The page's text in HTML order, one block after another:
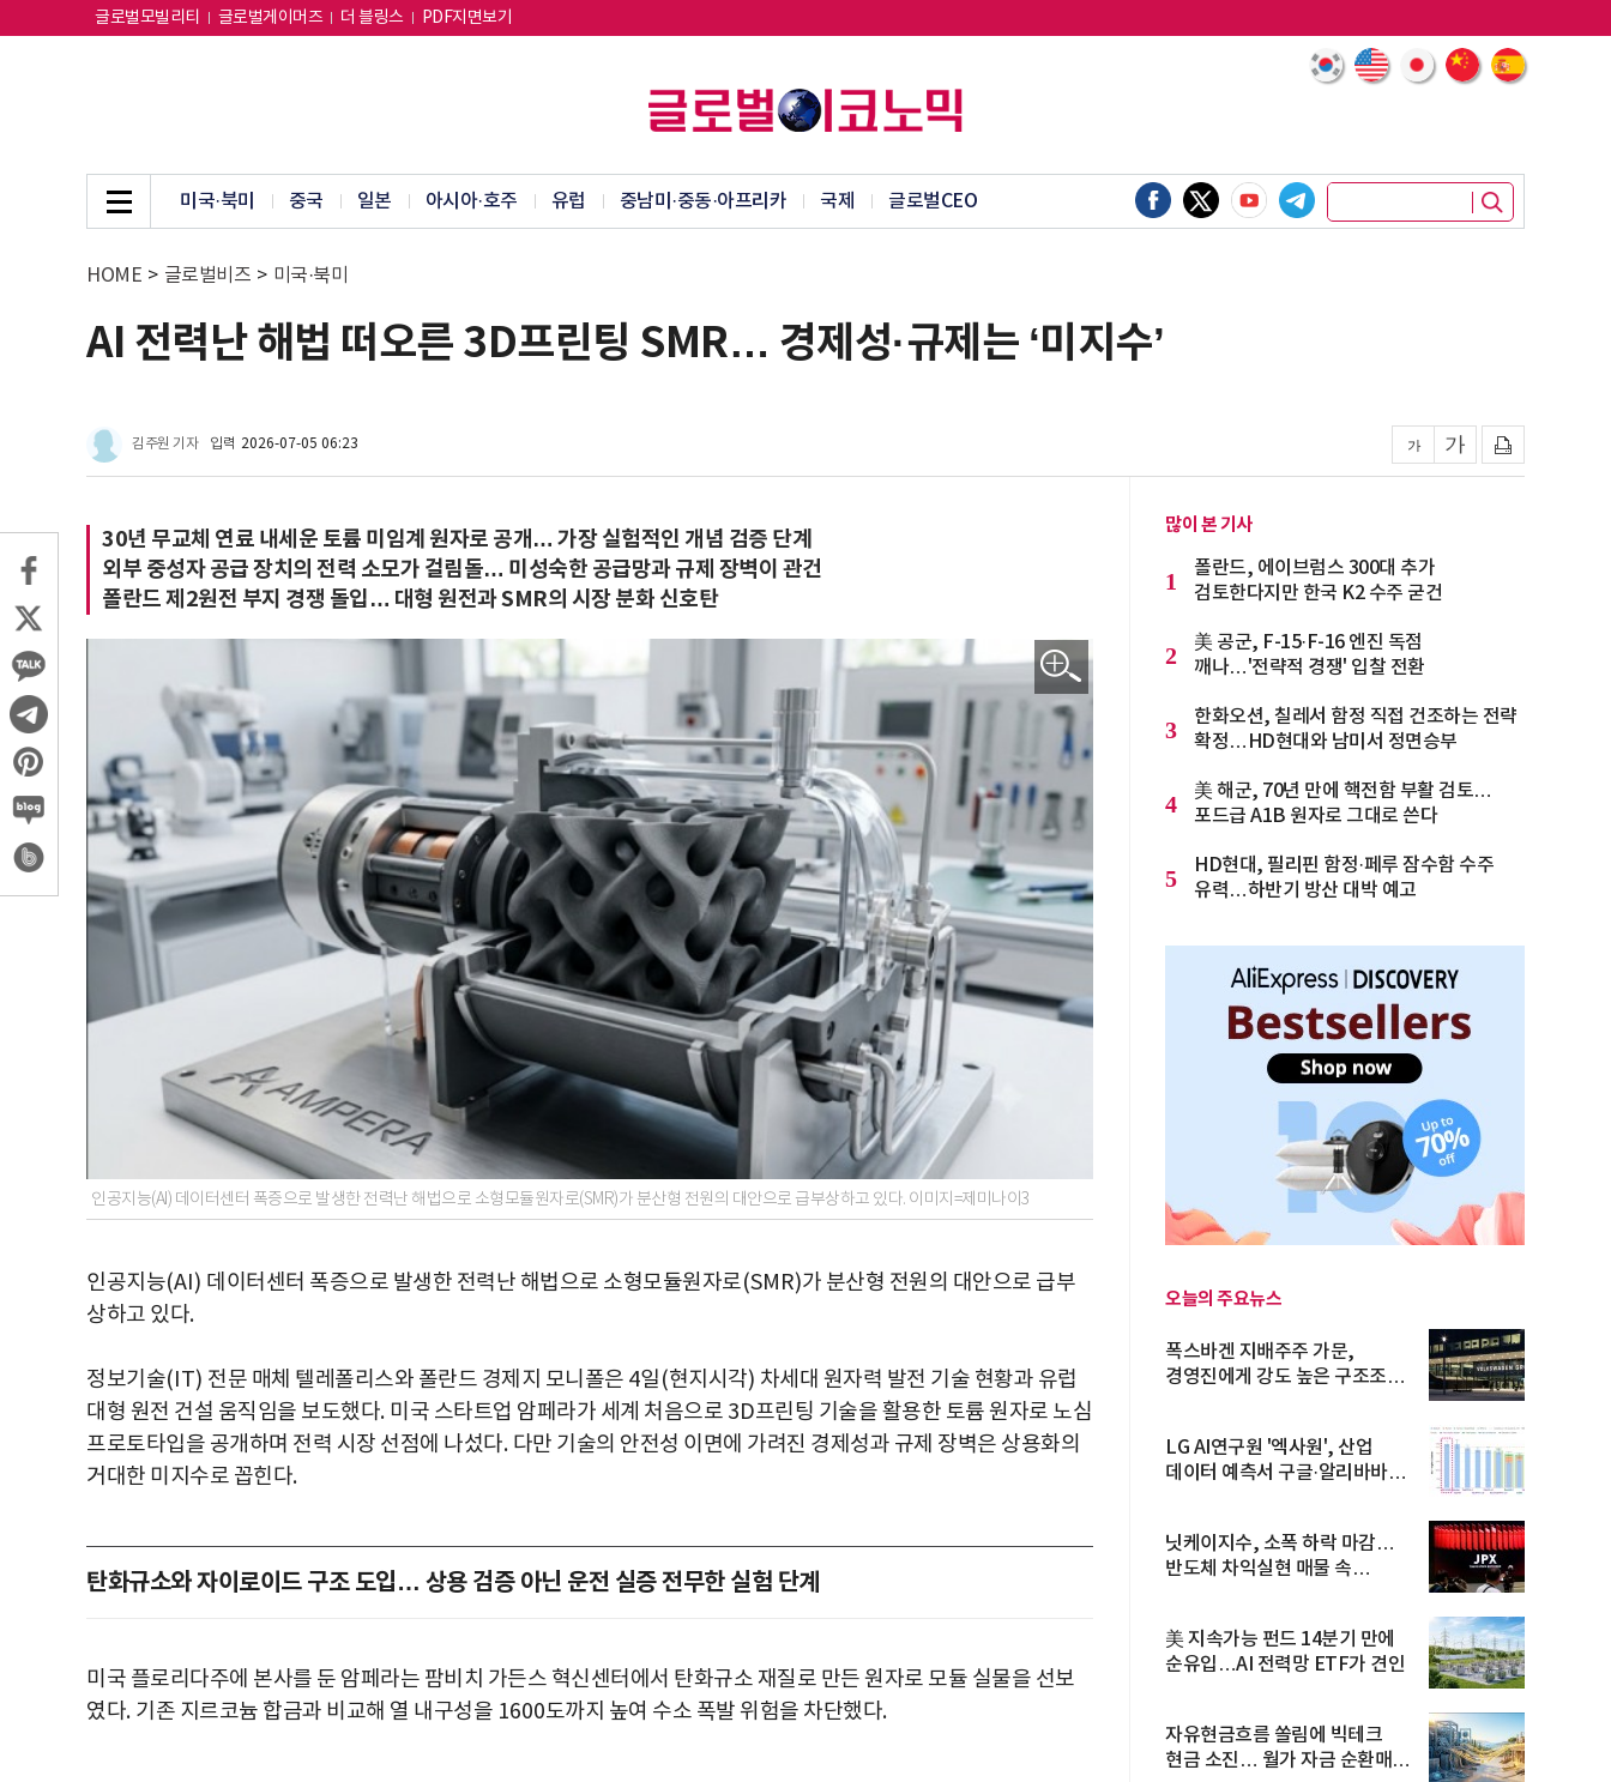
글로벌모빌리티 글로벌게이머즈 더 블링스 PDF지면보기
미국·북미 중국 일본 아시아·호주 유럽 중남미·중동·아프리카 국제 글로벌CEO
HOME > 글로벌비즈 > 미국·북미
AI 전력난 해법 떠오른 3D프린팅 SMR… 경제성·규제는 ‘미지수’
김주원 기자 입력 2026-07-05 06:23
30년 무교체 연료 내세운 토륨 미임계 원자로 공개… 가장 실험적인 개념 검증 단계
외부 중성자 공급 장치의 전력 소모가 걸림돌… 미성숙한 공급망과 규제 장벽이 관건
폴란드 제2원전 부지 경쟁 돌입… 대형 원전과 SMR의 시장 분화 신호탄
인공지능(AI) 데이터센터 폭증으로 발생한 전력난 해법으로 소형모듈원자로(SMR)가 분산형 전원의 대안으로 급부상하고 있다. 이미지=제미나이3
인공지능(AI) 데이터센터 폭증으로 발생한 전력난 해법으로 소형모듈원자로(SMR)가 분산형 전원의 대안으로 급부
상하고 있다.
정보기술(IT) 전문 매체 텔레폴리스와 폴란드 경제지 모니폴은 4일(현지시각) 차세대 원자력 발전 기술 현황과 유럽
대형 원전 건설 움직임을 보도했다. 미국 스타트업 암페라가 세계 처음으로 3D프린팅 기술을 활용한 토륨 원자로 노심
프로토타입을 공개하며 전력 시장 선점에 나섰다. 다만 기술의 안전성 이면에 가려진 경제성과 규제 장벽은 상용화의
거대한 미지수로 꼽힌다.
탄화규소와 자이로이드 구조 도입… 상용 검증 아닌 운전 실증 전무한 실험 단계
미국 플로리다주에 본사를 둔 암페라는 팜비치 가든스 혁신센터에서 탄화규소 재질로 만든 원자로 모듈 실물을 선보
였다. 기존 지르코늄 합금과 비교해 열 내구성을 1600도까지 높여 수소 폭발 위험을 차단했다.
많이 본 기사
1
폴란드, 에이브럼스 300대 추가
검토한다지만 한국 K2 수주 굳건
2
美 공군, F-15·F-16 엔진 독점
깨나…'전략적 경쟁' 입찰 전환
3
한화오션, 칠레서 함정 직접 건조하는 전략
확정…HD현대와 남미서 정면승부
4
美 해군, 70년 만에 핵전함 부활 검토…
포드급 A1B 원자로 그대로 쓴다
5
HD현대, 필리핀 함정·페루 잠수함 수주
유력…하반기 방산 대박 예고
오늘의 주요뉴스
폭스바겐 지배주주 가문,
경영진에게 강도 높은 구조조정
LG AI연구원 '엑사원', 산업
데이터 예측서 구글·알리바바
닛케이지수, 소폭 하락 마감…
반도체 차익실현 매물 속
美 지속가능 펀드 14분기 만에
순유입…AI 전력망 ETF가 견인
자유현금흐름 쏠림에 빅테크
현금 소진… 월가 자금 순환매